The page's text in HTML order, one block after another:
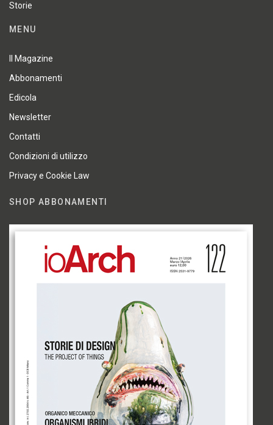
Storie
MENU
Il Magazine
Abbonamenti
Edicola
Newsletter
Contatti
Condizioni di utilizzo
Privacy e Cookie Law
SHOP ABBONAMENTI